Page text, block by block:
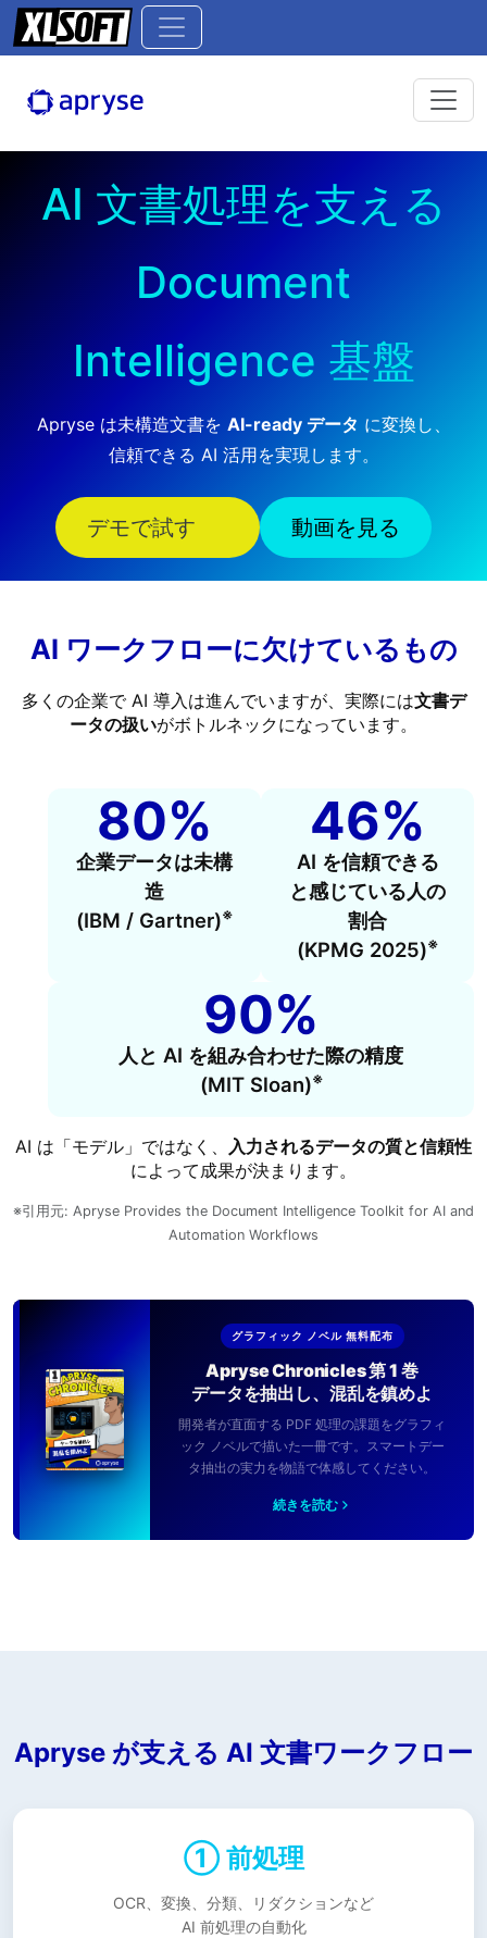
AI 文書処理を支える
Document
Intelligence 基盤
Apryse は未構造文書を AI-ready データ に変換し、
信頼できる AI 活用を実現します。
デモで試す 動画を見る
AI ワークフローに欠けているもの
多くの企業で AI 導入は進んでいますが、実際には文書デ
ータの扱いがボトルネックになっています。
80%
企業データは未構
造
(IBM / Gartner)※
46%
AI を信頼できる
と感じている人の
割合
(KPMG 2025)※
90%
人と AI を組み合わせた際の精度
(MIT Sloan)※
AI は「モデル」ではなく、 入力されるデータの質と信頼性
によって成果が決まります。
※引用元: Apryse Provides the Document Intelligence Toolkit for AI and
Automation Workflows
グラフィック ノベル 無料配布
Apryse Chronicles 第 1 巻
データを抽出し、混乱を鎮めよ
開発者が直面する PDF 処理の課題をグラフィ
ック ノベルで描いた一冊です。スマートデー
タ抽出の実力を物語で体感してください。
続きを読む
Apryse が支える AI 文書ワークフロー
① 前処理
OCR、変換、分類、リダクションなど
AI 前処理の自動化